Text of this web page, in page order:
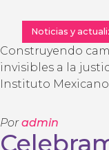
Noticias y
Construyendo
invisibles a la
Instituto
Poradmin